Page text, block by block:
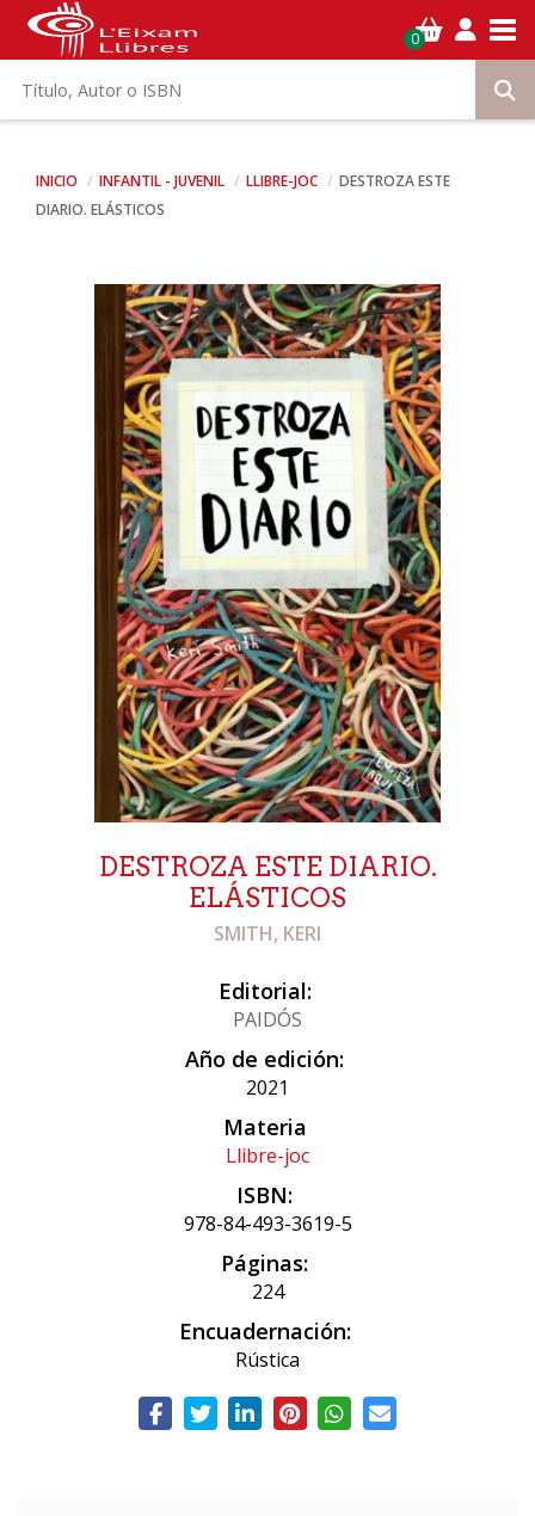
0
INICIO INFANTIL - JUVENIL LLIBRE-JOC
DESTROZA ESTE
DIARIO. ELÁSTICOS
DESTROZA ESTE DIARIO.
ELÁSTICOS
SMITH, KERI
Editorial:
PAIDÓS
Año de edición:
2021
Materia
Llibre-joc
ISBN:
978-84-493-3619-5
Páginas:
224
Encuadernación:
Rústica